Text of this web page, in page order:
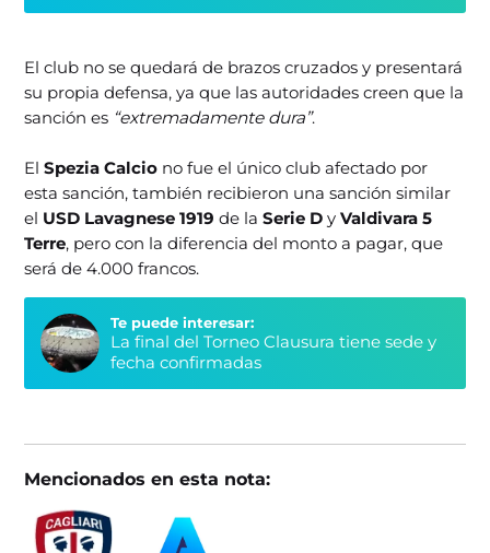
El club no se quedará de brazos cruzados y presentará
su propia defensa, ya que las autoridades creen que la
sanción es “extremadamente dura”.
ElSpezia Calcio no fue el único club afectado por
esta sanción, también recibieron una sanción similar
el USD Lavagnese 1919 de laSerie D yValdivara 5
Terre, pero con la diferencia del monto a pagar, que
será de 4.000 francos.
Te puede interesar:
La final del Torneo Clausura tiene sede y
fecha confirmadas
Mencionados en esta nota: